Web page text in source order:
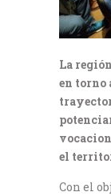
La
en torno
el
Con el